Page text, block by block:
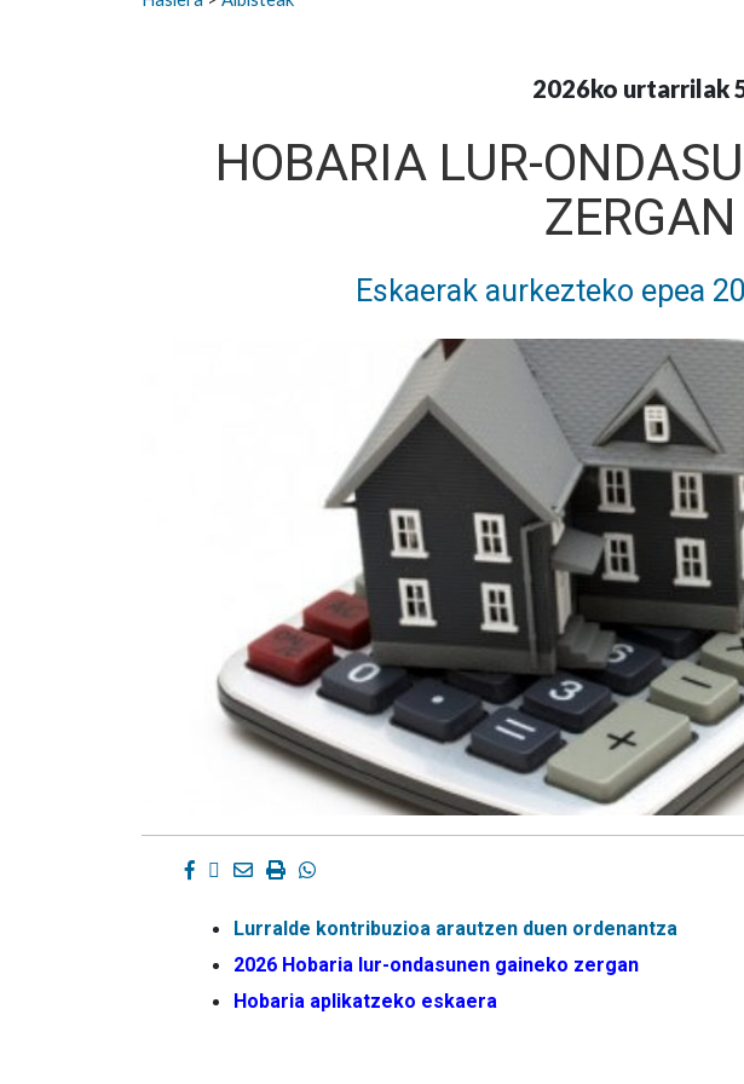
2026ko urtarrilak
HOBARIA LUR-
ZERGAN
Eskaerak aurkezteko epea
Facebook
Twitter
EmailImprimirWhatsapp
Lurralde kontribuzioa arautzen duen ordenantza
2026 Hobaria lur-ondasunen gaineko zergan
Hobaria aplikatzeko eskaera